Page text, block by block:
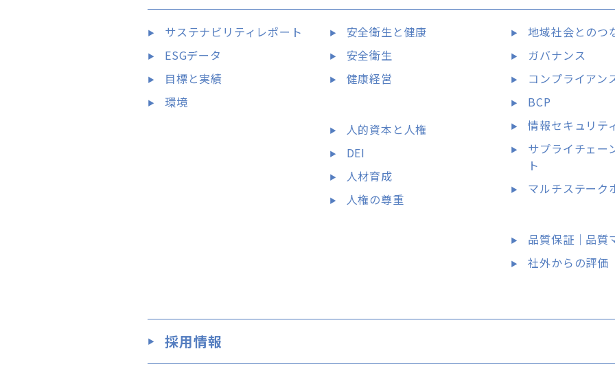
サステナビリティレポート
ESGデータ
目標と実績
環境
安全衛生と健康
安全衛生
健康経営
人的資本と人権
DEI
人材育成
人権の尊重
地域社会とのつ
ガバナンス
コンプライアン
BCP
情報セキュリテ
サプライチェー
ト
マルチステーク
品質保証｜品質
社外からの評価
採用情報